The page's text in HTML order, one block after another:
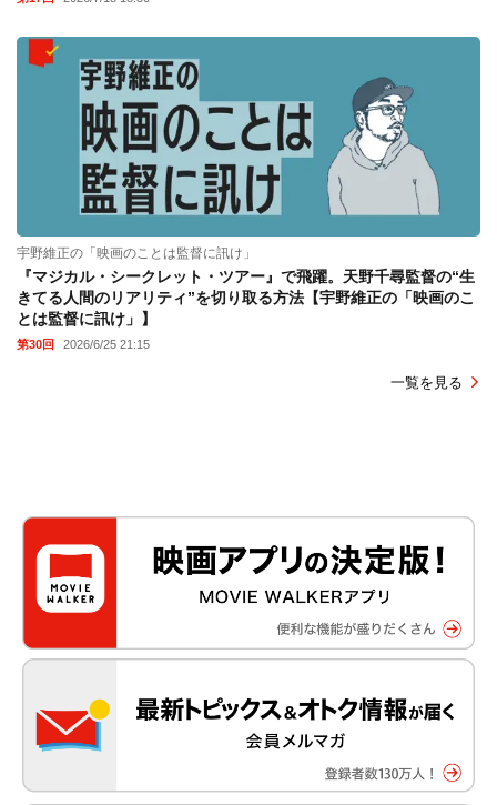
宇野維正の「映画のことは監督に訊け」
『マジカル・シークレット・ツアー』で飛躍。天野千尋監督の“生
きてる人間のリアリティ”を切り取る方法【宇野維正の「映画のこ
とは監督に訊け」】
第30回 2026/6/25 21:15
一覧を見る